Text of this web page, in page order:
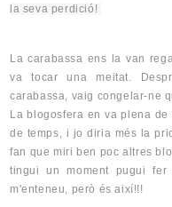
la seva perdició!
La carabassa ens la van
va tocar una meitat.
carabassa, vaig congelar-ne
La blogosfera en va plena
de temps, i jo diria més la
fan que miri ben poc altres
tingui un moment pugui
m'enteneu, però és així!!!